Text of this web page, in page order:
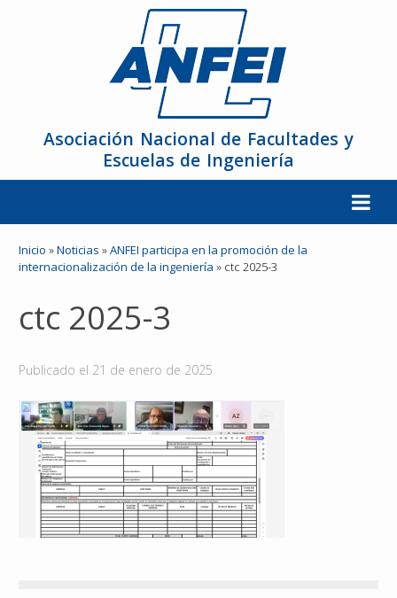
Asociación Nacional de Facultades y
Escuelas de Ingeniería
La ANFEI
Reconocimientos
Publicaciones
Afiliación
Inicio »Noticias »ANFEI participa en la promoción de la
internacionalización de la ingeniería » ctc 2025-3
ctc 2025-3
Publicado el 21 de enero de 2025